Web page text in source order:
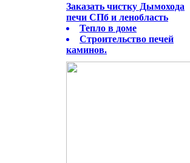
Заказать чистку Дымохода
печи СПб и ленобласть
Тепло в доме
Строительство печей
каминов.